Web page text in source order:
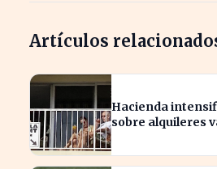
Artículos
Hacienda
sobre alquileres